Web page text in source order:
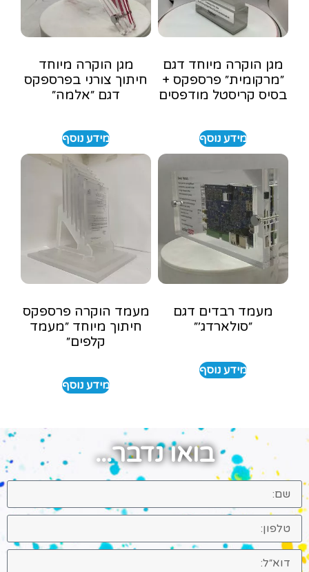
מגן הוקרה מיוחד דגם
״מרקומית״ פרספקס +
בסיס קריסטל מודפסים
מידע נוסף
מגן הוקרה מיוחד
חיתוך צורני בפרספקס
דגם ״אלמה״
מידע נוסף
מעמד רבדים דגם
״סולארדג׳״
מידע נוסף
מעמד הוקרה פרספקס
חיתוך מיוחד ״מעמד
קלפים״
מידע נוסף
בואו נדבר...